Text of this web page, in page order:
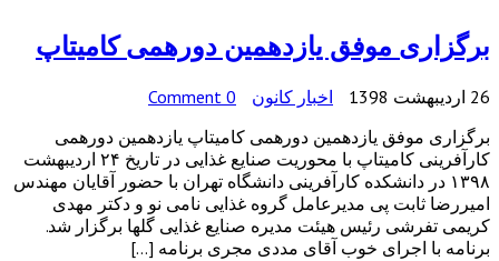
برگزاری موفق یازدهمین دورهمی کامیتاپ
26 اردیبهشت 1398 اخبار کانون
0 Comment
برگزاری موفق یازدهمین دورهمی کامیتاپ یازدهمین دورهمی
کارآفرینی کامیتاپ با محوریت صنایع غذایی در تاریخ ۲۴ اردیبهشت
۱۳۹۸ در دانشکده کارآفرینی دانشگاه تهران با حضور آقایان مهندس
امیررضا ثابت پی مدیرعامل گروه غذایی نامی نو و دکتر مهدی
کریمی تفرشی رئیس هیئت مدیره صنایع غذایی گلها برگزار شد.
برنامه با اجرای خوب آقای مددی مجری برنامه […]